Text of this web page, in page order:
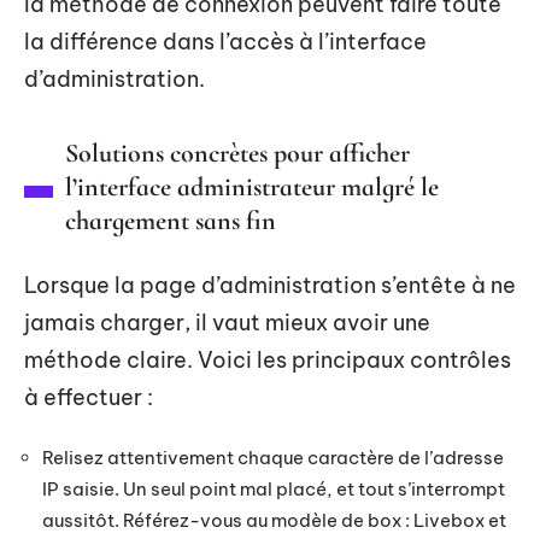
la différence dans l’accès à l’interface
d’administration.
Solutions concrètes pour afficher
l’interface administrateur malgré le
chargement sans fin
Lorsque la page d’administration s’entête à ne
jamais charger, il vaut mieux avoir une
méthode claire. Voici les principaux contrôles
à effectuer :
Relisez attentivement chaque caractère de l’adresse
IP saisie. Un seul point mal placé, et tout s’interrompt
aussitôt. Référez-vous au modèle de box : Livebox et